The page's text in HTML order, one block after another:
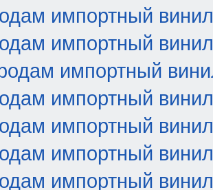
импортный винил
импортный винил
импортный
импортный винил
импортный винил
импортный винил
импортный винил